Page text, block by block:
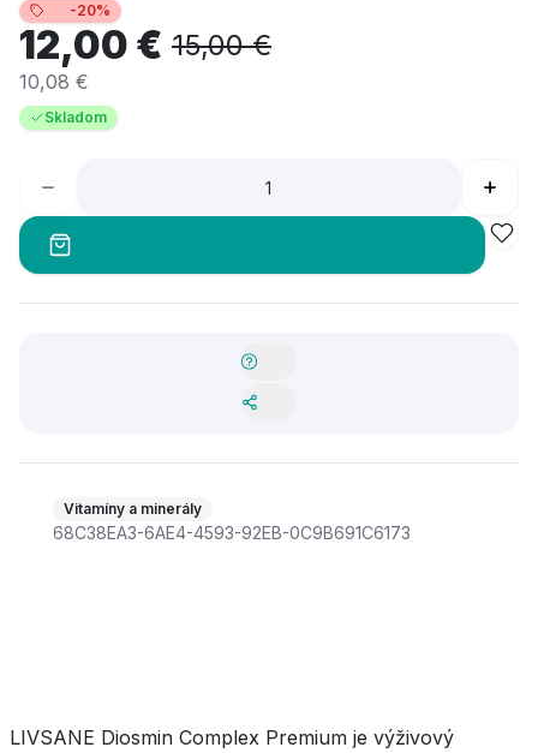
-20%
12,00 € 15,00 €
10,08 €
Skladom
Vitamíny a minerály
68C38EA3-6AE4-4593-92EB-0C9B691C6173
LIVSANE Diosmin Complex Premium je výživový